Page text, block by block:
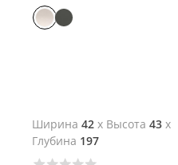
Ширина 42 x Высота 43 x
Глубина 197